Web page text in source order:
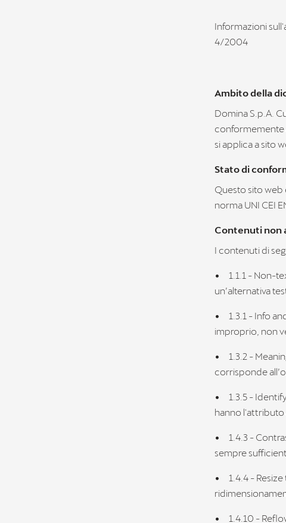
Informazioni
4/2004
Ambito della
Domina S.p.A.
conformemente
si applica a sito
Stato di
Questo sito web
norma UNI CEI
Contenuti non
I contenuti di
• 1.1.1 - Non-
un’alternativa
• 1.3.1 - Info
improprio, non
• 1.3.2 -
corrisponde
• 1.3.5 -
hanno
• 1.4.3 -
sempre
• 1.4.4 -
• 1.4.10 -